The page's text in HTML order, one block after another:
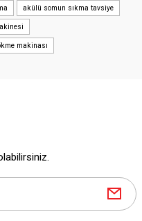
akülü somun sıkma tavsiye
makinası